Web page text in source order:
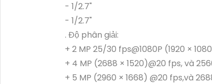
- 1/2.7"
- 1/2.7"
. Độ phân giải:
+ 2 MP 25/30 fps@1080P (1920 ×
+ 4 MP (2688 × 1520)@20 fps, và
+ 5 MP (2960 × 1668) @20 fps,và